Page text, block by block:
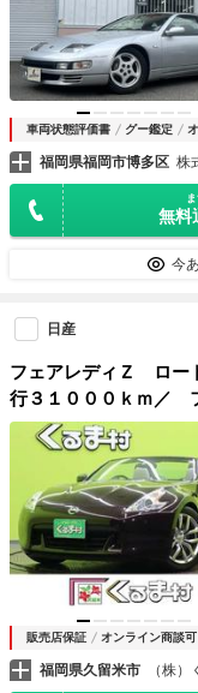
車両状態評価書 グー鑑定
福岡県福岡市博多区 株
無料
今
日産
フェアレディＺ ロー
行３１０００ｋｍ／
／ベンチレーション＆
／ビルトインＥＴＣ
ＡＷ／電動ＯＰ／７Ａ
販売店保証 オンライン商談可
福岡県久留米市 （株